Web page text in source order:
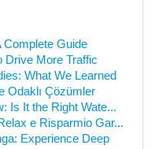
Complete Guide
Drive More Traffic
What We Learned
Odaklı Çözümler
Is It the Right Wate...
e Risparmio Gar...
Experience Deep